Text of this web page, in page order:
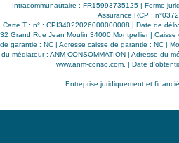
dépendance raffinée et
En complément, une
offre un espace idéal
aménager un bureau
de prestations
roulants électriques,
portail motorisé,
vivre méditerranéen À
Intracommunautaire : FR15993735125 | Forme
Assurance RCP :
Carte T : n° : CPI34022026000000008 | Date de
32 Grand Rue Jean Moulin 34000 Montpellier |
de garantie : NC | Adresse caisse de garantie : NC |
du médiateur : ANM CONSOMMATION | Adresse du
www.anm-conso.com. | Date
Entreprise juridiquement et